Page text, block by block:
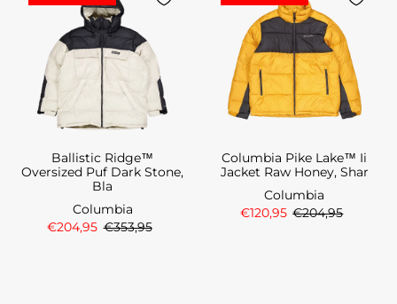
Ballistic Ridge™
Oversized Puf Dark Stone,
Bla
Columbia
€204,95 €353,95
Columbia Pike Lake™ Ii
Jacket Raw Honey, Shar
Columbia
€120,95 €204,95